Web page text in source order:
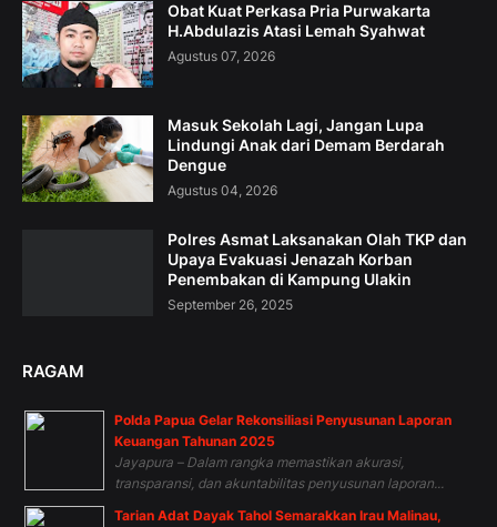
Obat Kuat Perkasa Pria Purwakarta
H.Abdulazis Atasi Lemah Syahwat
Agustus 07, 2026
Masuk Sekolah Lagi, Jangan Lupa
Lindungi Anak dari Demam Berdarah
Dengue
Agustus 04, 2026
Polres Asmat Laksanakan Olah TKP dan
Upaya Evakuasi Jenazah Korban
Penembakan di Kampung Ulakin
September 26, 2025
RAGAM
Polda Papua Gelar Rekonsiliasi Penyusunan Laporan
Keuangan Tahunan 2025
Jayapura – Dalam rangka memastikan akurasi,
transparansi, dan akuntabilitas penyusunan laporan...
Tarian Adat Dayak Tahol Semarakkan Irau Malinau,